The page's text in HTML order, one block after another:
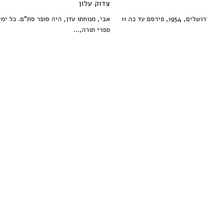
צדוק עלון, יליד ירושלים, 1954, פירסם עד כה 11
צדוק עלון
אבי, מנוחתו עדן, היה סופר סת"ם. כל
ספרי תורה,...